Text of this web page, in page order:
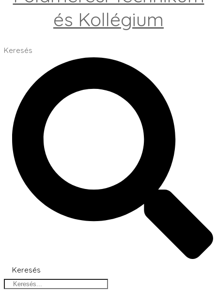
és Kollégium
Keresés
Keresés